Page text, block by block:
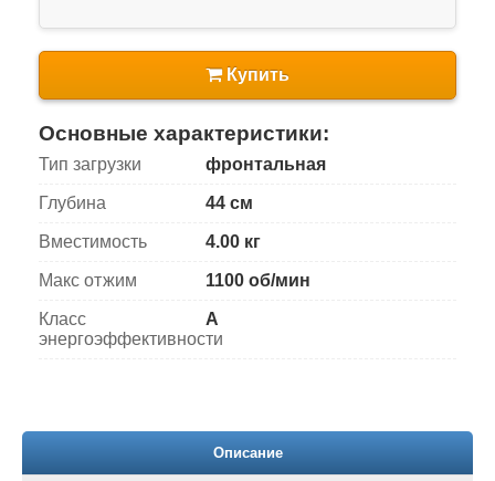
Купить
Основные характеристики:
Тип загрузки фронтальная
Глубина 44 см
Вместимость 4.00 кг
Макс отжим 1100 об/мин
Класс
энергоэффективности
A
Описание